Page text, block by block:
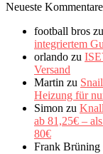
Neueste Kommentare
football bros zu
integriertem
orlando zu
Versand
Martin zu
Heizung für
Simon zu
ab 81,25€ –
80€
Frank Brüning